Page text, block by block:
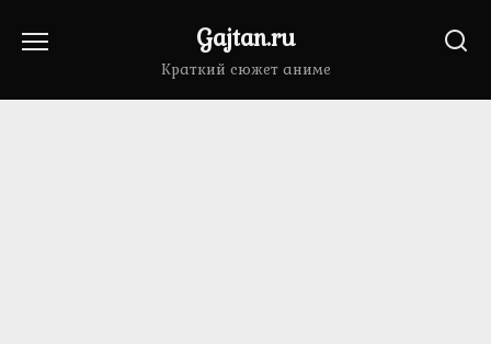
Gajtan.ru
Краткий сюжет аниме